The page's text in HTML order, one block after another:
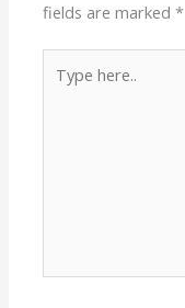
fields are marked*
here..